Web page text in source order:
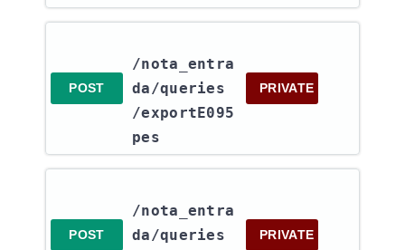
POST
/nota_entra
da​/queries​
/exportE095
pes
PRIVATE
POST
/nota_entra
da​/queries​
PRIVATE